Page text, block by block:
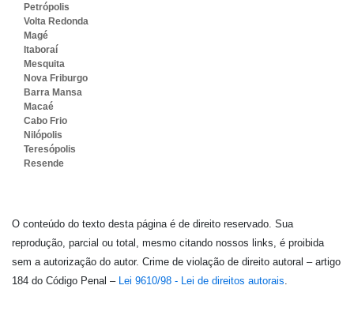
Petrópolis
Volta Redonda
Magé
Itaboraí
Mesquita
Nova Friburgo
Barra Mansa
Macaé
Cabo Frio
Nilópolis
Teresópolis
Resende
O conteúdo do texto desta página é de direito reservado. Sua
reprodução, parcial ou total, mesmo citando nossos links, é proibida
sem a autorização do autor. Crime de violação de direito autoral – artigo
184 do Código Penal – Lei 9610/98 - Lei de direitos autorais.